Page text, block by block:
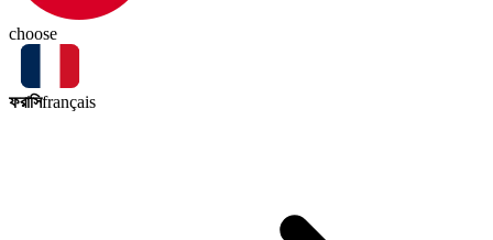
choose
ফরাসিfrançais